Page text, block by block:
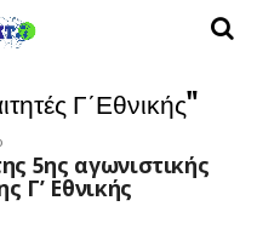
Γ΄Εθνικής"
5ης αγωνιστικής
Γ’ Εθνικής